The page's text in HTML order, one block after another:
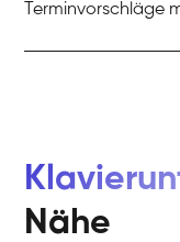
Terminvorschläge
Nähe